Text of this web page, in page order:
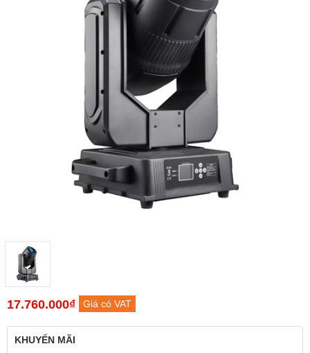
17.760.000₫ Giá có VAT
KHUYẾN MÃI